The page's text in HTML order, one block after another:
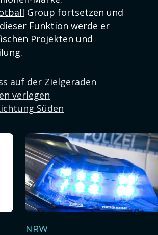
Group fortsetzen und
Funktion werde er
Projekten und
auf der Zielgeraden
verlegen
Süden
NRW